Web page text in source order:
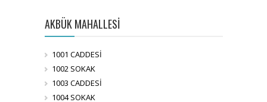
AKBÜK MAHALLESİ
1001 CADDESİ
1002 SOKAK
1003 CADDESİ
1004 SOKAK